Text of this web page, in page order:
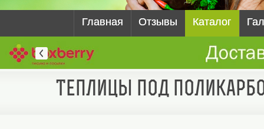
Главная Отзывы Каталог
Теплицы под